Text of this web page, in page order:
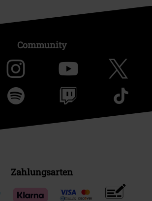
Community
Zahlungsarten